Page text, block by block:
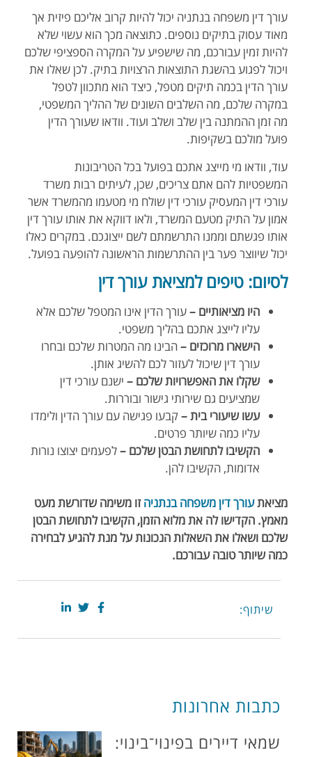
עורך דין משפחה בנתניה יכול להיות קרוב אליכם פיזית אך
מאוד עסוק בתיקים נוספים. כתוצאה מכך הוא עשוי שלא
להיות זמין עבורכם, מה שישפיע על המקרה הספציפי שלכם
ויכול לפגוע בהשגת התוצאות הרצויות בתיק. לכן שאלו את
עורך הדין בכמה תיקים מטפל, כיצד הוא מתכוון לטפל
במקרה שלכם, מה השלבים השונים של ההליך המשפטי,
מה זמן ההמתנה בין שלב ושלב ועוד. וודאו שעורך הדין
פועל מולכם בשקיפות.
עוד, וודאו מי מייצג אתכם בפועל בכל הטריבונות
המשפטיות להם אתם צריכים, שכן, לעיתים רבות משרד
עורכי דין המעסיק עורכי דין שולח מי מטעמו מהמשרד אשר
אמון על התיק מטעם המשרד, ולאו דווקא את אותו עורך דין
אותו פגשתם וממנו התרשמתם לשם ייצוגכם. במקרים כאלו
יכול שיווצר פער בין ההתרשמות הראשונה להופעה בפועל.
לסיום: טיפים למציאת עורך דין
היו מציאותיים –עורך הדין אינו המטפל שלכם אלא
עליו לייצג אתכם בהליך משפטי.
הישארו מרוכזים –הבינו מה המטרות שלכם ובחרו
עורך דין שיכול לעזור לכם להשיג אותן.
שקלו את האפשרויות שלכם – ישנם עורכי דין
שמציעים גם שירותי גישור ובוררות.
עשו שיעורי בית –קבעו פגישה עם עורך הדין ולימדו
עליו כמה שיותר פרטים.
הקשיבו לתחושת הבטן שלכם –לפעמים יצוצו נורות
אדומות, הקשיבו להן.
מציאתעורך דין משפחה בנתניהזו משימה שדורשת מעט
מאמץ. הקדישו לה את מלוא הזמן, הקשיבו לתחושת הבטן
שלכם ושאלו את השאלות הנכונות על מנת להגיע לבחירה
כמה שיותר טובה עבורכם.
שיתוף:
כתבות אחרונות
שמאי דיירים בפינוי־בינוי: